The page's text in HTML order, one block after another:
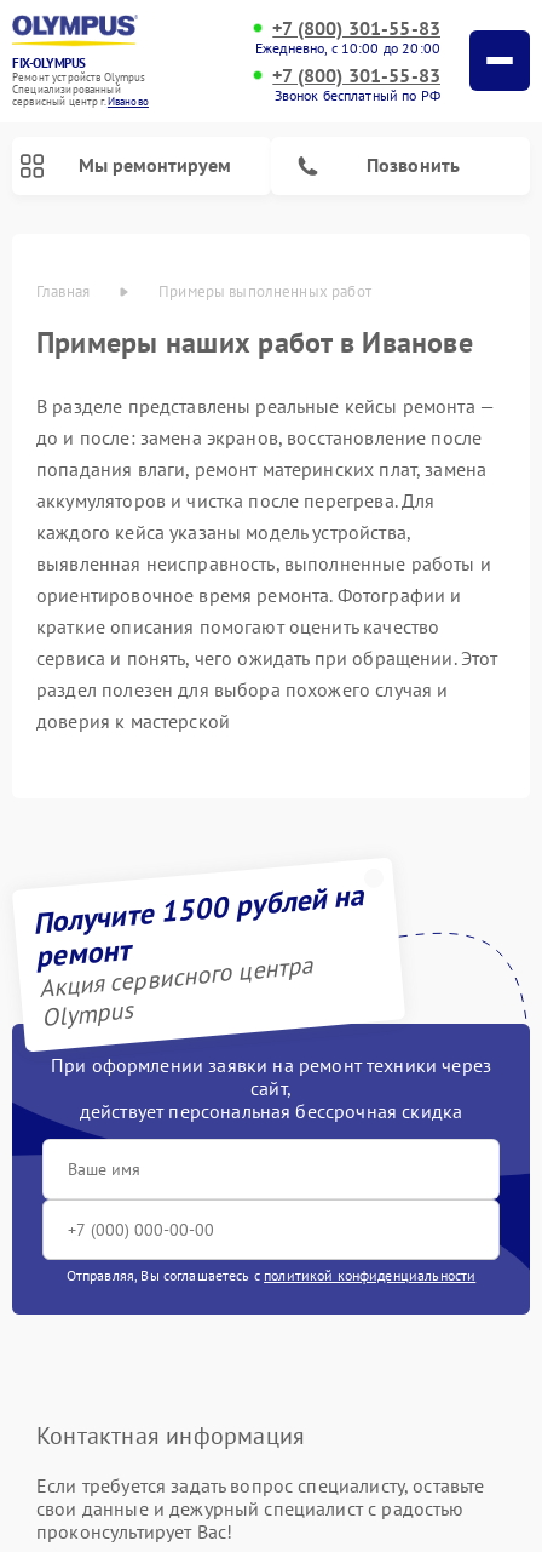
FIX-OLYMPUS
Ремонт устройств Olympus
Специализированный
cервисный центр г.Иваново
+7 (800) 301-55-83
Ежедневно, с 10:00 до 20:00
+7 (800) 301-55-83
Звонок бесплатный по РФ
Мы ремонтируем Позвонить
Главная Примеры выполненных работ
Примеры наших работ в Иванове
В разделе представлены реальные кейсы ремонта —
до и после: замена экранов, восстановление после
попадания влаги, ремонт материнских плат, замена
аккумуляторов и чистка после перегрева. Для
каждого кейса указаны модель устройства,
выявленная неисправность, выполненные работы и
ориентировочное время ремонта. Фотографии и
краткие описания помогают оценить качество
сервиса и понять, чего ожидать при обращении. Этот
раздел полезен для выбора похожего случая и
доверия к мастерской
Получите 1500 рублей на
ремонт
Акция сервисного центра
Olympus
При оформлении заявки на ремонт техники через
сайт,
действует персональная бессрочная скидка
Отправляя, Вы соглашаетесь с политикой конфиденциальности
Контактная информация
Если требуется задать вопрос специалисту, оставьте
свои данные и дежурный специалист с радостью
проконсультирует Вас!